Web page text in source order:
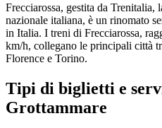
Frecciarossa, gestita da Trenitalia,
nazionale italiana, è un rinomato
in Italia. I treni di Frecciarossa,
km/h, collegano le principali città
Florence e Torino.
Tipi di biglietti e
Grottammare